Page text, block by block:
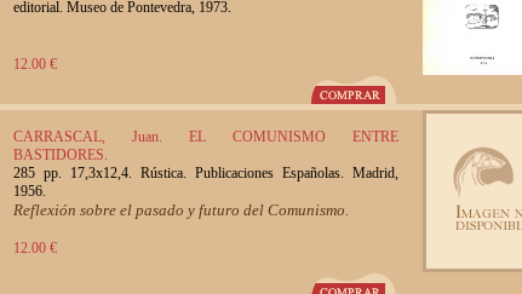
editorial. Museo de Pontevedra, 1973.
12.00 €
CARRASCAL, Juan. EL COMUNISMO ENTRE
BASTIDORES.
285 pp. 17,3x12,4. Rústica. Publicaciones Españolas. Madrid,
1956.
Reflexión sobre el pasado y futuro del Comunismo.
12.00 €